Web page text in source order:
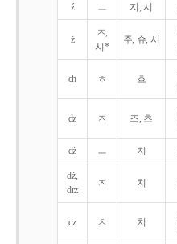
ź ㅡ 지, 시
ż
ㅈ,
시*
주, 슈, 시
ch ㅎ 흐
dz ㅈ 즈, 츠
dź ㅡ 치
dż,
drz
ㅈ 치
cz ㅊ 치